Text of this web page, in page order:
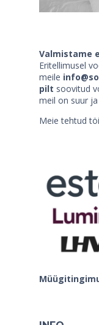
Valmistame
Eritellimusel
meile
pilt soovitud
meil on suur
Meie tehtud